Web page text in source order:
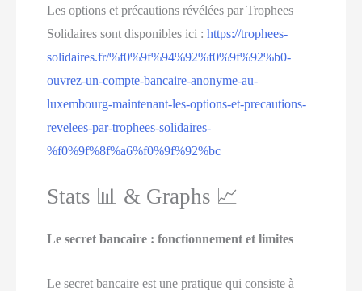
Les options et précautions révélées par Trophees
Solidaires sont disponibles ici :https://trophees-
solidaires.fr/%f0%9f%94%92%f0%9f%92%b0-
ouvrez-un-compte-bancaire-anonyme-au-
luxembourg-maintenant-les-options-et-precautions-
revelees-par-trophees-solidaires-
%f0%9f%8f%a6%f0%9f%92%bc
Stats 📊 & Graphs 📈
Le secret bancaire : fonctionnement et limites
Le secret bancaire est une pratique qui consiste à